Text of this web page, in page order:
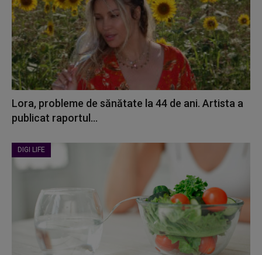
Lora, probleme de sănătate la 44 de ani. Artista a
publicat raportul...
DIGI LIFE